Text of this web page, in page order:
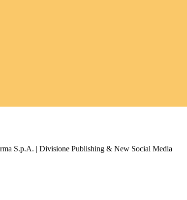
S.p.A. | Divisione Publishing & New Social Media